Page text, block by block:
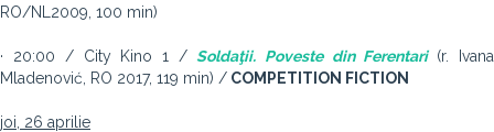
RO/NL2009, 100 min)
· 20:00 / City Kino 1 / Soldaţii. Poveste din Ferentari (r. Ivana
Mladenović, RO 2017, 119 min) / COMPETITION FICTION
joi, 26 aprilie